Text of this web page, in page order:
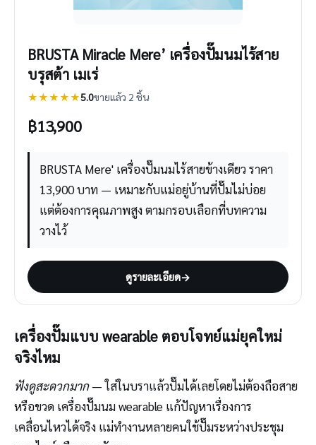
BRUSTA Miracle Mere’ เครื่องปั๊มนมไร้สาย
บรุสต้า เมเร่
★★★★★5.0ขายแล้ว 2 ชิ้น
฿13,900
BRUSTA Mere' เครื่องปั๊มนมไร้สายข้างเดียว ราคา
13,900 บาท — เหมาะกับแม่อยู่บ้านที่ปั๊มไม่บ่อย
แต่ต้องการคุณภาพสูง ตามกรอบเลือกที่บทความ
วางไว้
ดูรายละเอียด→
เครื่องปั๊มแบบ wearable ตอบโจทย์แม่ยุคใหม่
จริงไหม
ฟังดูสะดวกมาก— ใส่ในบราแล้วปั๊มได้เลยโดยไม่ต้องถือสาย
หรือขวด เครื่องปั๊มนม wearable แก้ปัญหาเรื่องการ
เคลื่อนไหวได้จริง แม่ทำงานหลายคนใช้ปั๊มระหว่างประชุม